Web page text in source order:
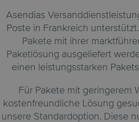
Asendias
Poste in Frankreich
Pakete mit ihrer
Paketlösung ausgeliefert
einen leistungsstarken
Für Pakete mit geringerem
kostenfreundliche Lösung
unsere Standardoption. Diese